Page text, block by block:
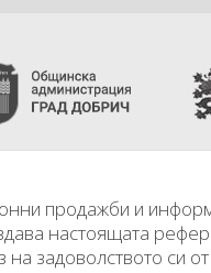
продажби и
настоящата
на задоволството си